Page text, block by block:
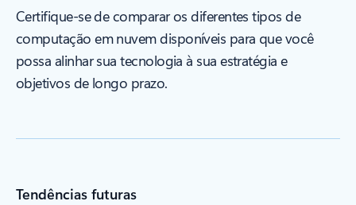
Certifique-se de comparar os diferentes tipos de
computação em nuvem disponíveis para que você
possa alinhar sua tecnologia à sua estratégia e
objetivos de longo prazo.
Tendências futuras